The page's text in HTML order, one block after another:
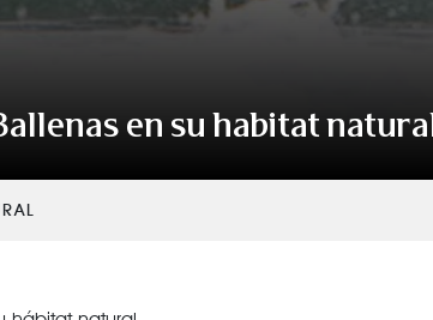
en su habitat natural